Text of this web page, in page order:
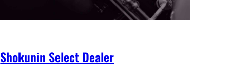
Shokunin Select Dealer